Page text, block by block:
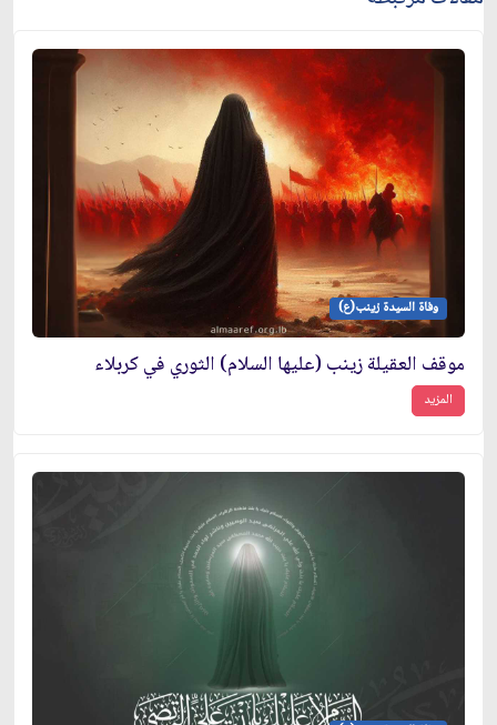
وفاة السيدة زينب(ع)
موقف العقيلة زينب (عليها السلام) الثوري في كربلاء
المزيد